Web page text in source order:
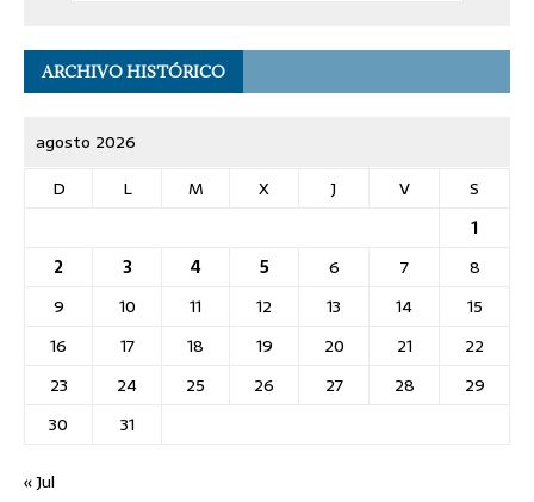
ARCHIVO HISTÓRICO
agosto 2026
D
L M X J V
S
1
2
3 4 5 6 7
8
9
10 11 12 13 14
15
16
17 18 19 20 21
22
23
24 25 26 27 28
29
30
31
« Jul